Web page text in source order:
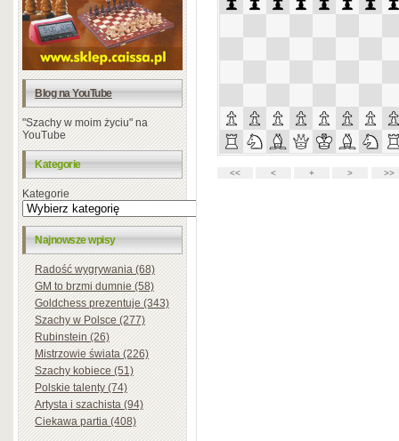
Blog na YouTube
"Szachy w moim życiu" na
YouTube
Kategorie
Kategorie
Najnowsze wpisy
Radość wygrywania (68)
GM to brzmi dumnie (58)
Goldchess prezentuje (343)
Szachy w Polsce (277)
Rubinstein (26)
Mistrzowie świata (226)
Szachy kobiece (51)
Polskie talenty (74)
Artysta i szachista (94)
Ciekawa partia (408)